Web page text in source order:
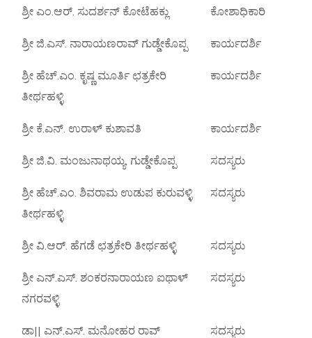
ಶ್ರೀ ಎಂ.ಆರ್. ಸುದರ್ಶನ್ ಕೋಟೆಹಕ್ಲು ಕೋಶಾಧಿಕಾರಿ
ಶ್ರೀ ಜಿ.ಎಸ್. ನಾರಾಯಣರಾವ್ ಗುಡ್ಡೇಕೊಪ್ಪ ಕಾರ್ಯದರ್ಶಿ
ಶ್ರೀ ಹೆಚ್.ಎಂ. ಕೃಷ್ಣ ಮೂರ್ತಿ ಛತ್ರಕೇರಿ
ತೀರ್ಥಹಳ್ಳಿ
ಕಾರ್ಯದರ್ಶಿ
ಶ್ರೀ ಕೆ.ಎನ್. ಉರಾಳ್ ಕುಶಾವತಿ ಕಾರ್ಯದರ್ಶಿ
ಶ್ರೀ ಜಿ.ವಿ. ಮಂಜುನಾಥಯ್ಯ, ಗುಡ್ಡೇಕೊಪ್ಪ ಸದಸ್ಯರು
ಶ್ರೀ ಹೆಚ್.ಎಂ. ಶಿವರಾಮ ಉಡುಪ ಕುರುವಳ್ಳಿ
ತೀರ್ಥಹಳ್ಳಿ
ಸದಸ್ಯರು
ಶ್ರೀ ವಿ.ಆರ್. ಹೆಗಡೆ ಛತ್ರಕೇರಿ ತೀರ್ಥಹಳ್ಳಿ ಸದಸ್ಯರು
ಶ್ರೀ ಎನ್.ಎಸ್. ಶಂಕರನಾರಾಯಣ ಐಥಾಳ್
ನಗರವಳ್ಳಿ
ಸದಸ್ಯರು
ಡಾ|| ಎನ್.ಎಸ್. ಮನೋಹರ ರಾವ್ ಸದಸ್ಯರು